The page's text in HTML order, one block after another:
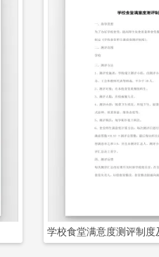
学校食堂满意度测评制度
立即下载